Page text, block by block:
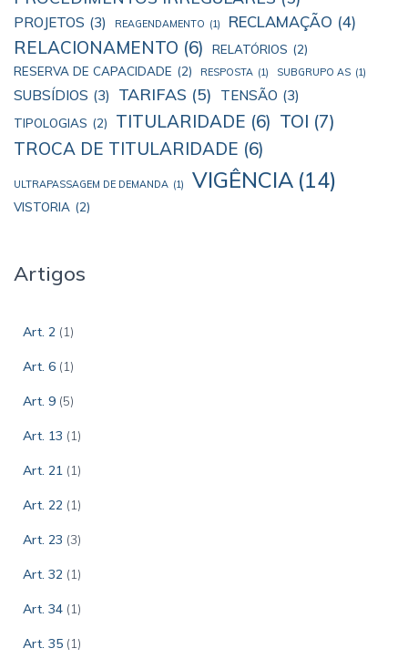
PROJETOS (3) REAGENDAMENTO (1) RECLAMAÇÃO (4)
RELACIONAMENTO (6) RELATÓRIOS (2)
RESERVA DE CAPACIDADE (2) RESPOSTA (1) SUBGRUPO AS (1)
SUBSÍDIOS (3) TARIFAS (5) TENSÃO (3)
TIPOLOGIAS (2) TITULARIDADE (6) TOI (7)
TROCA DE TITULARIDADE (6)
ULTRAPASSAGEM DE DEMANDA (1) VIGÊNCIA (14)
VISTORIA (2)
Artigos
Art. 2 (1)
Art. 6 (1)
Art. 9 (5)
Art. 13 (1)
Art. 21 (1)
Art. 22 (1)
Art. 23 (3)
Art. 32 (1)
Art. 34 (1)
Art. 35 (1)